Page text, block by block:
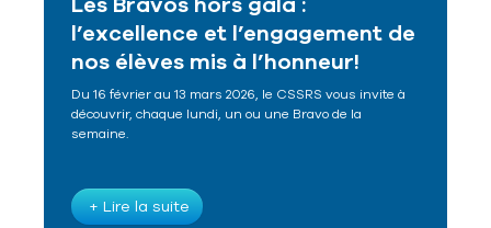
l’excellence et l’engagement de
nos élèves mis à l’honneur!
Du 16 février au 13 mars 2026, le CSSRS vous invite à
découvrir, chaque lundi, un ou une Bravo de la
semaine.
+ Lire la suite